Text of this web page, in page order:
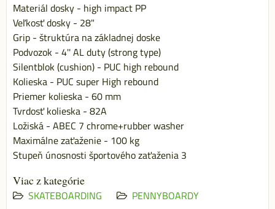
Materiál dosky - high impact PP
Veľkosť dosky - 28"
Grip - štruktúra na základnej doske
Podvozok - 4'' AL duty (strong type)
Silentblok (cushion) - PUC high rebound
Kolieska - PUC super High rebound
Priemer kolieska - 60 mm
Tvrdosť kolieska - 82A
Ložiská - ABEC 7 chrome+rubber washer
Maximálne zaťaženie - 100 kg
Stupeň únosnosti športového zaťaženia 3
Viac z kategórie
SKATEBOARDING
PENNYBOARDY